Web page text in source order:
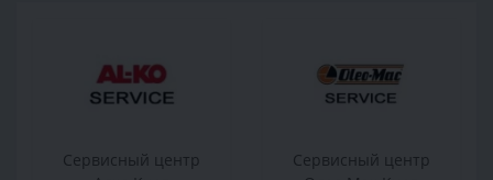
Сервисный центр
Сервисный центр